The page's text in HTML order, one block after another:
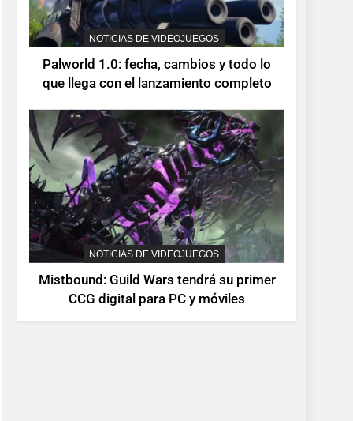
devuelve el espectáculo
de la conducción
acrobática a PS5, Xbox
Series X|S y PC
NOTICIAS DE VIDEOJUEGOS
NOTICIAS DE VIDEOJUEGOS
Palworld 1.0: fecha, cambios y todo lo
que llega con el lanzamiento completo
NOTICIAS DE VIDEOJUEGOS
Mistbound: Guild Wars tendrá su primer
CCG digital para PC y móviles